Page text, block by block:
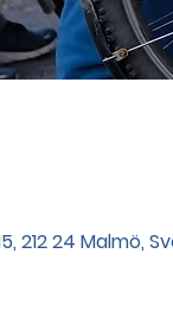
212 24 Malmö,